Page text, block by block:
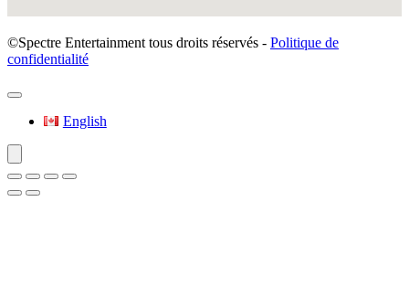
©Spectre Entertainment tous droits réservés - Politique de
confidentialité
English